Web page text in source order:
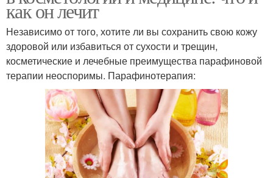
как он лечит
Независимо от того, хотите ли вы сохранить свою кожу
здоровой или избавиться от сухости и трещин,
косметические и лечебные преимущества парафиновой
терапии неоспоримы. Парафинотерапия: